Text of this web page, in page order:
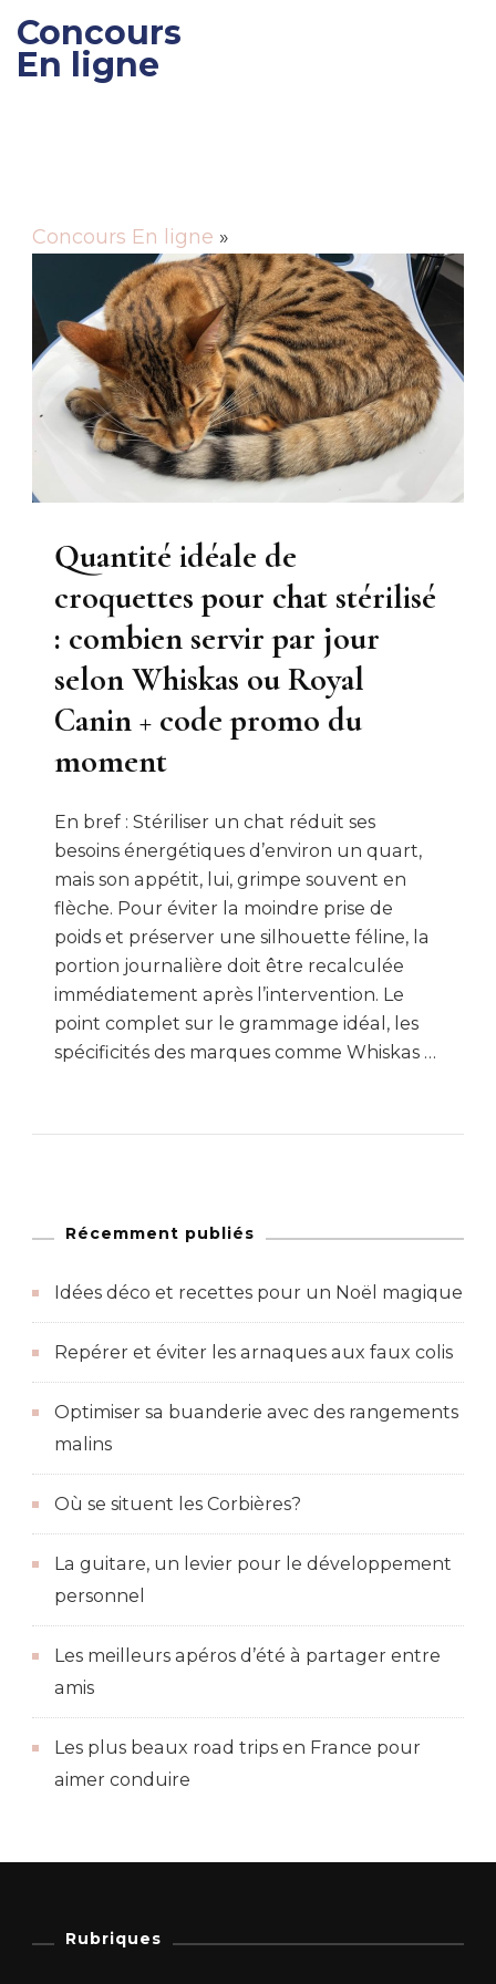
Concours
En ligne
Concours En ligne »
Quantité idéale de
croquettes pour chat stérilisé
: combien servir par jour
selon Whiskas ou Royal
Canin + code promo du
moment
En bref : Stériliser un chat réduit ses
besoins énergétiques d’environ un quart,
mais son appétit, lui, grimpe souvent en
flèche. Pour éviter la moindre prise de
poids et préserver une silhouette féline, la
portion journalière doit être recalculée
immédiatement après l’intervention. Le
point complet sur le grammage idéal, les
spécificités des marques comme Whiskas …
Récemment publiés
Idées déco et recettes pour un Noël magique
Repérer et éviter les arnaques aux faux colis
Optimiser sa buanderie avec des rangements
malins
Où se situent les Corbières?
La guitare, un levier pour le développement
personnel
Les meilleurs apéros d’été à partager entre
amis
Les plus beaux road trips en France pour
aimer conduire
Rubriques